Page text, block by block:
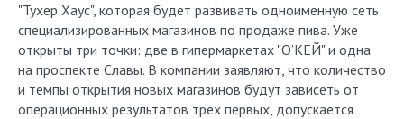
"Тухер Хаус", которая будет развивать одноименную сеть
специализированных магазинов по продаже пива. Уже
открыты три точки: две в гипермаркетах "О’КЕЙ" и одна
на проспекте Славы. В компании заявляют, что количество
и темпы открытия новых магазинов будут зависеть от
операционных результатов трех первых, допускается